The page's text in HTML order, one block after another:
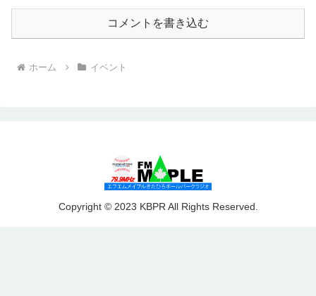
コメントを書き込む
ホーム イベント
Copyright © 2023 KBPR All Rights Reserved.